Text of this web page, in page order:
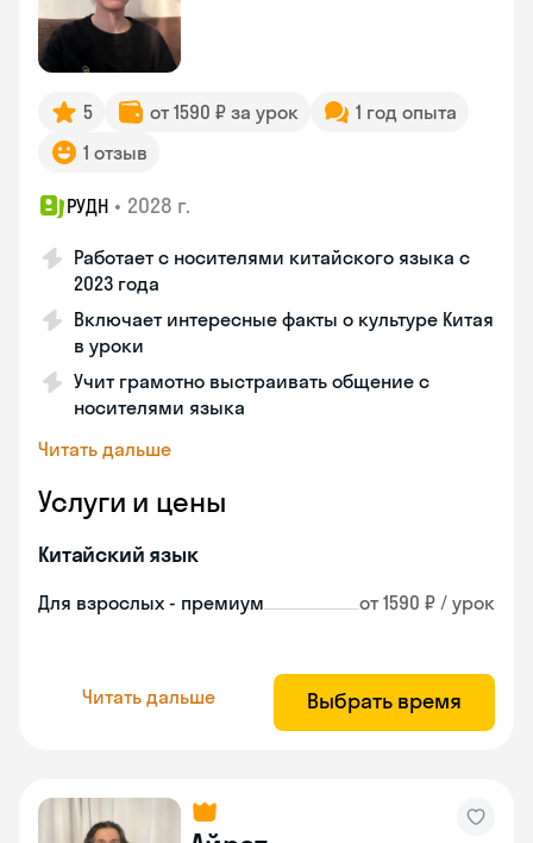
5 от 1590 ₽ за урок
1 год опыта
1 отзыв
РУДН • 2028 г.
Работает с носителями китайского языка с
2023 года
Включает интересные факты о культуре Китая
в уроки
Учит грамотно выстраивать общение с
носителями языка
Читать дальше
Услуги и цены
Китайский язык
Для взрослых - премиум от 1590 ₽ / урок
Читать дальше Выбрать время